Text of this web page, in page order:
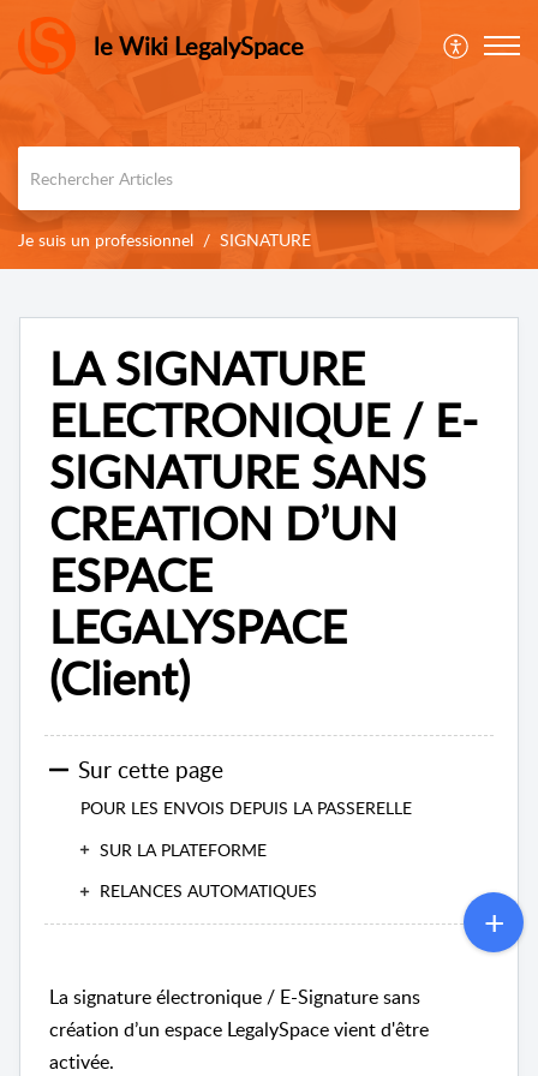
le Wiki LegalySpace
Je suis un professionnel SIGNATURE
LA SIGNATURE
ELECTRONIQUE / E-
SIGNATURE SANS
CREATION D’UN
ESPACE
LEGALYSPACE
(Client)
Sur cette page
POUR LES ENVOIS DEPUIS LA PASSERELLE
SUR LA PLATEFORME
RELANCES AUTOMATIQUES
La signature électronique / E-Signature sans
création d’un espace LegalySpace vient d'être
activée.